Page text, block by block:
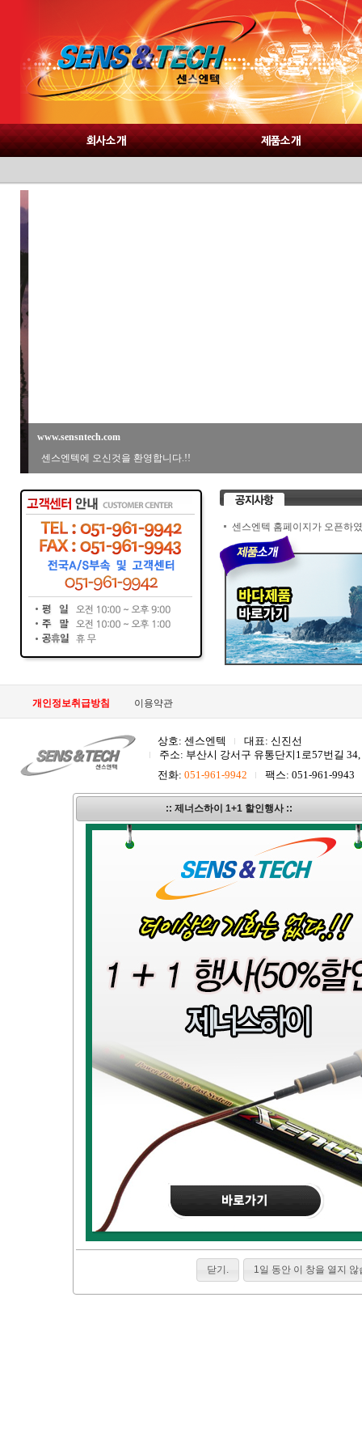
www.sensntech.com
센스엔텍에 오신것을 환영합니다.!!
센스엔텍 홈페이지가 오픈하
개인정보취급방침 이용약관
상호: 센스엔텍
대표: 신진선
주소: 부산시 강서구 유통단지1로57번길
전화: 051-961-9942 팩스: 051-961-9943
COPYRIGHT(C) 2018SENSNTECH.COMALL
:: 제너스하이 1+1 할인행사 ::
닫기. 1일 동안 이 창을 열지 않